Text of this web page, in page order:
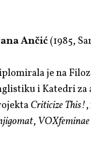
Ančić(1985,
je na
i Katedri
Criticize This!
, VOXfeminae